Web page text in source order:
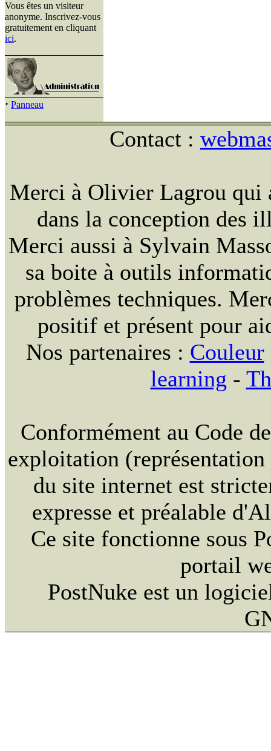
Vous êtes un visiteur
anonyme. Inscrivez-vous
gratuitement en cliquant
ici.
· Panneau
Contact :
Merci à Olivier Lagrou qui
dans la conception des
Merci aussi à Sylvain
sa boite à outils
problèmes techniques.
positif et présent pour
Nos partenaires : Couleur
learning -
Conformément au Code
exploitation
du site internet est
expresse et préalable
Ce site fonctionne sous
portail
PostNuke est un